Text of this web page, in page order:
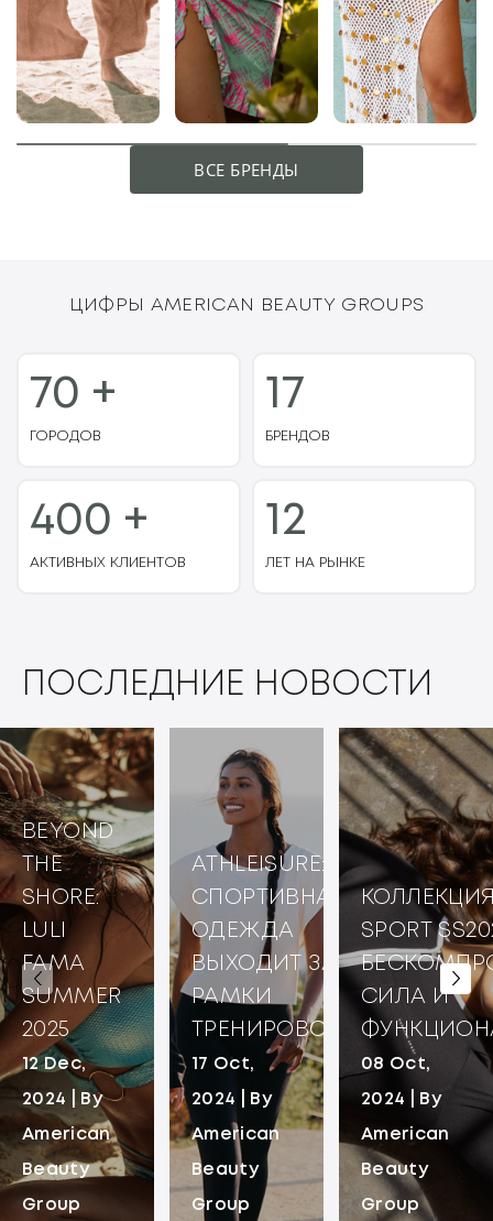
ВСЕ БРЕНДЫ
ЦИФРЫ AMERICAN BEAUTY GROUPS
70 +
ГОРОДОВ
17
БРЕНДОВ
400 +
АКТИВНЫХ КЛИЕНТОВ
12
ЛЕТ НА РЫНКЕ
ПОСЛЕДНИЕ НОВОСТИ
BEYOND
THE
SHORE:
LULI
FAMA
SUMMER
2025
12 Dec,
2024 | By
American
Beauty
Group
ATHLEISURE:
СПОРТИВНАЯ
ОДЕЖДА
ВЫХОДИТ ЗА
РАМКИ
ТРЕНИРОВОК
17 Oct,
2024 | By
American
Beauty
Group
КОЛЛЕКЦИЯ
SPORT
СИЛА И
08 Oct,
2024 | By
American
Beauty
Group